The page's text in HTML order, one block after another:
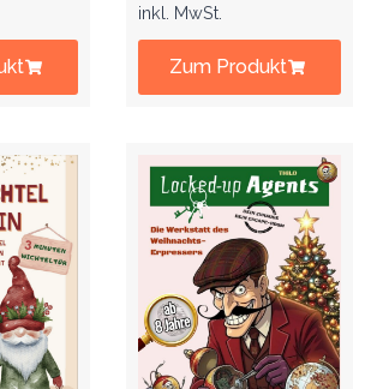
inkl. MwSt.
Zum Produkt